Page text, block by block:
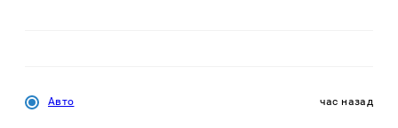
Авто час назад